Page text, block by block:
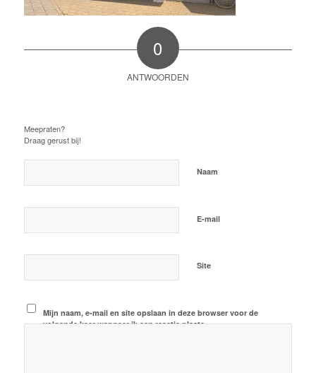
0
ANTWOORDEN
Meepraten?
Draag gerust bij!
Naam
E-mail
Site
Mijn naam, e-mail en site opslaan in deze browser voor de
volgende keer wanneer ik een reactie plaats.